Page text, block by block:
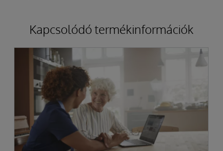
Kapcsolódó termékinformációk